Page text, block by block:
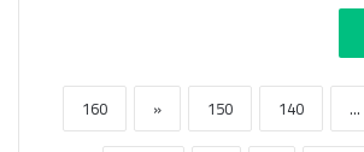
...
140
150
«
160